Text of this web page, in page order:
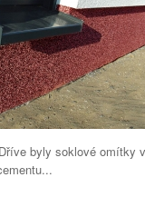
byly soklové omítky